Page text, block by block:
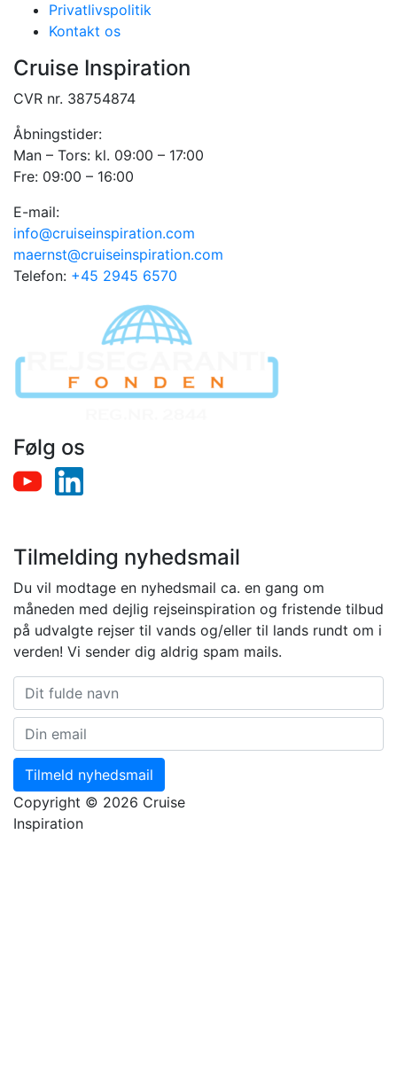
Privatlivspolitik
Kontakt os
Cruise Inspiration
CVR nr. 38754874
Åbningstider:
Man – Tors: kl. 09:00 – 17:00
Fre: 09:00 – 16:00
E-mail:
info@cruiseinspiration.com
maernst@cruiseinspiration.com
Telefon: +45 2945 6570
Følg os
Tilmelding nyhedsmail
Du vil modtage en nyhedsmail ca. en gang om
måneden med dejlig rejseinspiration og fristende tilbud
på udvalgte rejser til vands og/eller til lands rundt om i
verden! Vi sender dig aldrig spam mails.
Tilmeld nyhedsmail
Copyright © 2026 Cruise
Inspiration